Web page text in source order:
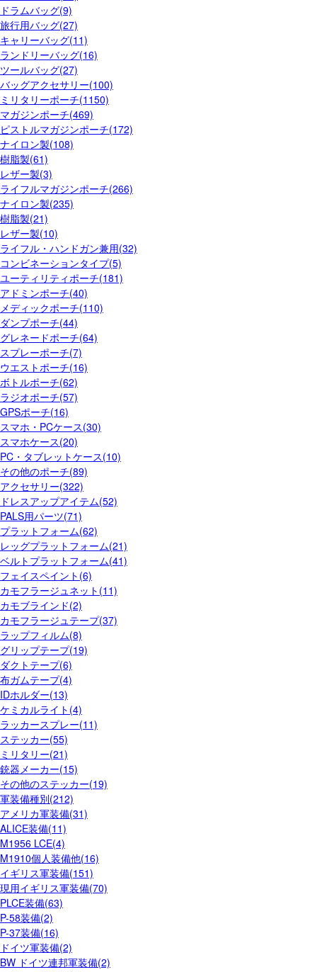
ドラムバッグ(9)
旅行用バッグ(27)
キャリーバッグ(11)
ランドリーバッグ(16)
ツールバッグ(27)
バッグアクセサリー(100)
ミリタリーポーチ(1150)
マガジンポーチ(469)
ピストルマガジンポーチ(172)
ナイロン製(108)
樹脂製(61)
レザー製(3)
ライフルマガジンポーチ(266)
ナイロン製(235)
樹脂製(21)
レザー製(10)
ライフル・ハンドガン兼用(32)
コンビネーションタイプ(5)
ユーティリティポーチ(181)
アドミンポーチ(40)
メディックポーチ(110)
ダンプポーチ(44)
グレネードポーチ(64)
スプレーポーチ(7)
ウエストポーチ(16)
ボトルポーチ(62)
ラジオポーチ(57)
GPSポーチ(16)
スマホ・PCケース(30)
スマホケース(20)
PC・タブレットケース(10)
その他のポーチ(89)
アクセサリー(322)
ドレスアップアイテム(52)
PALS用パーツ(71)
プラットフォーム(62)
レッグプラットフォーム(21)
ベルトプラットフォーム(41)
フェイスペイント(6)
カモフラージュネット(11)
カモブラインド(2)
カモフラージュテープ(37)
ラップフィルム(8)
グリップテープ(19)
ダクトテープ(6)
布ガムテープ(4)
IDホルダー(13)
ケミカルライト(4)
ラッカースプレー(11)
ステッカー(55)
ミリタリー(21)
銃器メーカー(15)
その他のステッカー(19)
軍装備種別(212)
アメリカ軍装備(31)
ALICE装備(11)
M1956 LCE(4)
M1910個人装備他(16)
イギリス軍装備(151)
現用イギリス軍装備(70)
PLCE装備(63)
P-58装備(2)
P-37装備(16)
ドイツ軍装備(2)
BW ドイツ連邦軍装備(2)